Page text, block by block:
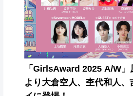
「GirlsAward 2025 A/W」
より大倉空人、杢代和人